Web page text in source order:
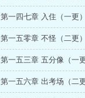
第一四七章 入住（一更）
第一五零章 不怪（二更）
第一五三章 五分像（一更
第一五六章 出考场（二更